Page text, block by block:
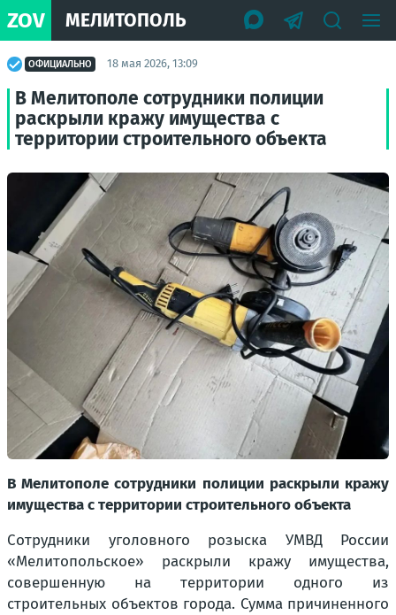
ZOV МЕЛИТОПОЛЬ
ОФИЦИАЛЬНО 18 мая 2026, 13:09
В Мелитополе сотрудники полиции
раскрыли кражу имущества с
территории строительного объекта
В Мелитополе сотрудники полиции раскрыли кражу
имущества с территории строительного объекта
Сотрудники уголовного розыска УМВД России
«Мелитопольское» раскрыли кражу имущества,
совершенную на территории одного из
строительных объектов города. Сумма причиненного